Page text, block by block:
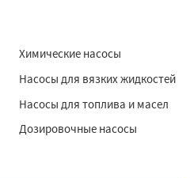
Химические насосы
Насосы для вязких жидкостей
Насосы для топлива и масел
Дозировочные насосы